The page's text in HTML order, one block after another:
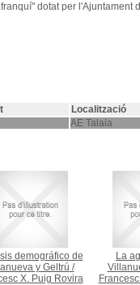
dotat per l'Ajuntament
Localització
AE Talaia
demográfico de
y Geltrú /
X. Puig Rovira
La